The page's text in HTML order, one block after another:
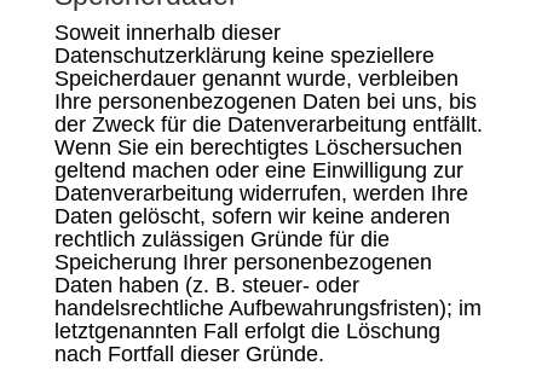
Soweit innerhalb dieser
Datenschutzerklärung keine speziellere
Speicherdauer genannt wurde, verbleiben
Ihre personenbezogenen Daten bei uns, bis
der Zweck für die Datenverarbeitung entfällt.
Wenn Sie ein berechtigtes Löschersuchen
geltend machen oder eine Einwilligung zur
Datenverarbeitung widerrufen, werden Ihre
Daten gelöscht, sofern wir keine anderen
rechtlich zulässigen Gründe für die
Speicherung Ihrer personenbezogenen
Daten haben (z. B. steuer- oder
handelsrechtliche Aufbewahrungsfristen); im
letztgenannten Fall erfolgt die Löschung
nach Fortfall dieser Gründe.